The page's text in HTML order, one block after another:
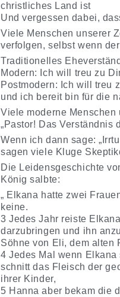
christliches Land ist
Und vergessen dabei,
Viele Menschen unserer
verfolgen, selbst wenn
Traditionelles
Modern: Ich will treu zu
Postmodern: Ich will treu
und ich bereit bin für die
Viele moderne Menschen
„Pastor! Das Verständnis
Wenn ich dann sage:
sagen viele Kluge
Die Leidensgeschichte
König salbte:
„ Elkana hatte zwei
keine.
3 Jedes Jahr reiste
darzubringen und ihn
Söhne von Eli, dem alten
4 Jedes Mal wenn
schnitt das Fleisch der
ihrer Kinder,
5 Hanna aber bekam die